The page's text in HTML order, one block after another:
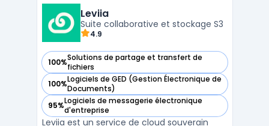
Leviia
Suite collaborative et stockage S3
4.9
100%Solutions de partage et transfert de
fichiers
— voir Leviia dans cette catégorie
100%Logiciels de GED (Gestion Électronique de
Documents)
— voir Leviia dans cette catégorie
95%Logiciels de messagerie électronique
d'entreprise
— voir Leviia dans cette catégorie
Leviia est un service de cloud souverain